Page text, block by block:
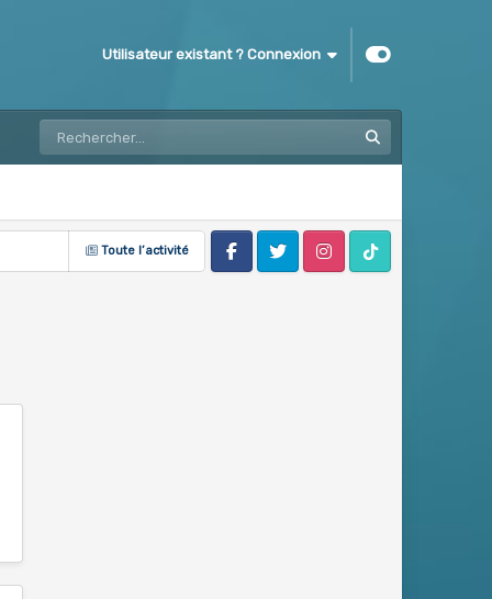
Utilisateur existant ? Connexion
Toute l’activité
FacebookTwitter InstagramTik Tok